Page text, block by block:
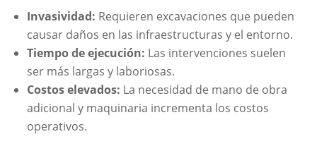
Invasividad: Requieren excavaciones que pueden
causar daños en las infraestructuras y el entorno.
Tiempo de ejecución: Las intervenciones suelen
ser más largas y laboriosas.
Costos elevados: La necesidad de mano de obra
adicional y maquinaria incrementa los costos
operativos.